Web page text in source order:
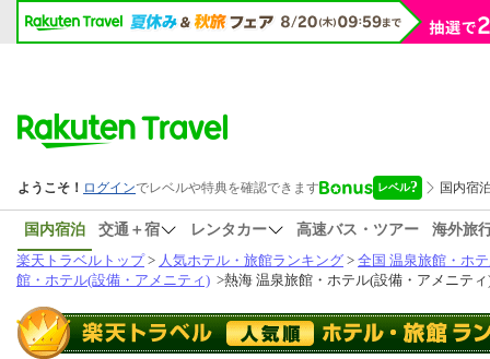
国内宿泊 交通＋宿 レンタカー 高速バス・ツアー
海外旅
楽天トラベルトップ> 人気ホテル・旅館ランキング > 全国 温泉旅館・ホ
館・ホテル(設備・アメニティ) >熱海 温泉旅館・ホテル(設備・アメニティ